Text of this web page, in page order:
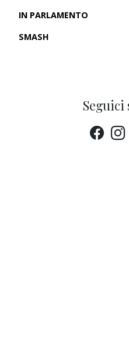
IN PARLAMENTO
SMASH
Seguici